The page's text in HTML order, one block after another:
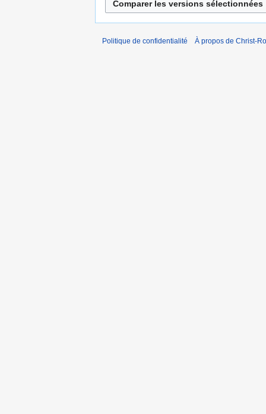
Politique de confidentialité À propos de Christ-